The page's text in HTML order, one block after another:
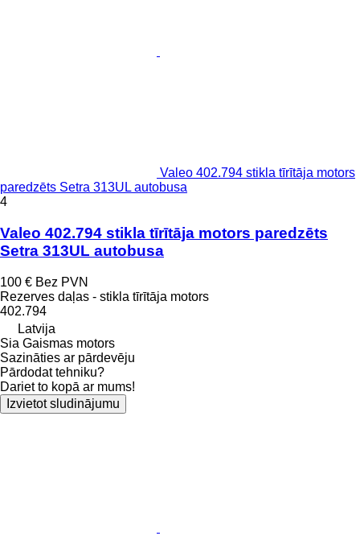
Valeo 402.794 stikla tīrītāja motors
paredzēts Setra 313UL autobusa
4
Valeo 402.794 stikla tīrītāja motors paredzēts
Setra 313UL autobusa
100 € Bez PVN
Rezerves daļas - stikla tīrītāja motors
402.794
Latvija
Sia Gaismas motors
Sazināties ar pārdevēju
Pārdodat tehniku?
Dariet to kopā ar mums!
Izvietot sludinājumu